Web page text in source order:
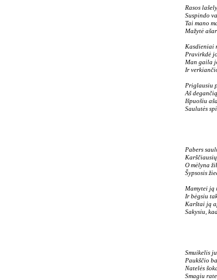
Rasos
Suspindo
Tai mano
Mažytė
Kasdieniai
Pravirkdė
Man gaila
Ir
Priglausiu
Aš
Išpuošiu
Saulutės
Pabers
O mėlyna
Šypsosis
Mamytei ją
Ir bėgsiu
Karštai ją
Sakysiu,
Smuikelis
Paukščio
Natelės
Smagiu